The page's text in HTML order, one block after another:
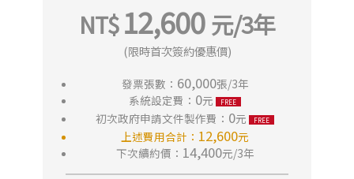
12,600
(限時首次簽約優惠價)
發票張數： 60,000張/3年
系統設定費： 0元
初次政府申請文件製作費： 0元
上述費用合計： 12,600元
下次續約價： 14,400元/3年